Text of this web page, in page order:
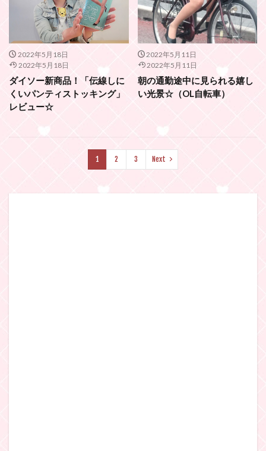
2022年5月18日
2022年5月18日
ダイソー新商品！「伝線しに
くいパンティストッキング」
レビュー☆
2022年5月11日
2022年5月11日
朝の通勤途中に見られる嬉し
い光景☆（OL自転車）
1 2 3 Next